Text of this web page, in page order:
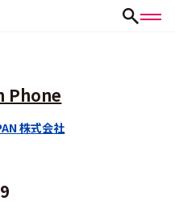
Phone
株式会社